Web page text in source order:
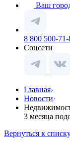
Ваш
8 800 500-71-
Соцсети
Главная
Новости
3 месяца
Вернуться к